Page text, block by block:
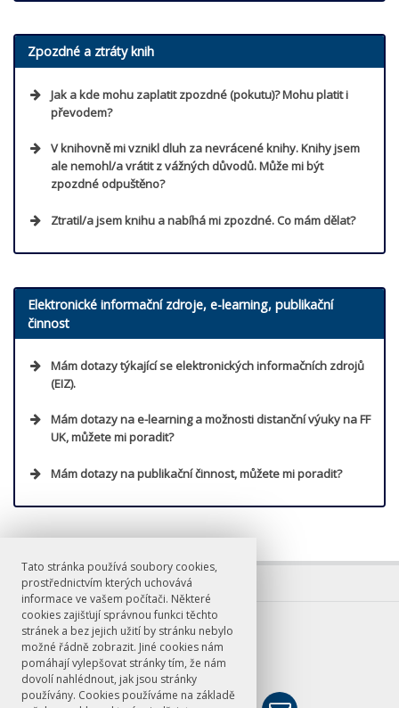
Tato stránka používá soubory cookies,
prostřednictvím kterých uchovává
informace ve vašem počítači. Některé
cookies zajišťují správnou funkci těchto
stránek a bez jejich užití by stránku nebylo
možné řádně zobrazit. Jiné cookies nám
pomáhají vylepšovat stránky tím, že nám
dovolí nahlédnout, jak jsou stránky
používány. Cookies používáme na základě
Prezenční výpůjčka
ve volném výběru Knihovny Jana Palacha označeno
Studijní výpůjčka
volném výběru Knihovny Jana Palacha označenozeleným
puntíkem
Výpůjčka do studovny
Elektronické zařízení
Jednotné matici výpůjček
e-mail o
Bez možnosti online požadavku
půjčit můžete
sami dojít
a vyhledat je ve volném výběru
knihovny
Možný online požadavek
umožňují
výpůjčku podmínkou
můžete předem rezervovat
připraví také na počkání
Přejít na formulář
Knihovny Jana Palacha
Zpozdné a ztráty knih
Jak a kde mohu zaplatit zpozdné (pokutu)? Mohu platit i
převodem?
V knihovně mi vznikl dluh za nevrácené knihy. Knihy jsem
ale nemohl/a vrátit z vážných důvodů. Může mi být
zpozdné odpuštěno?
Ztratil/a jsem knihu a nabíhá mi zpozdné. Co mám dělat?
Elektronické informační zdroje, e-learning, publikační
činnost
Mám dotazy týkající se elektronických informačních zdrojů
(EIZ).
Mám dotazy na e-learning a možnosti distanční výuky na FF
UK, můžete mi poradit?
Přejít
Mám dotazy na publikační činnost, můžete mi poradit?
E-mail
knihovna@ff.cuni.cz